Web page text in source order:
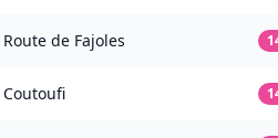
Route de Fajoles
Coutoufi